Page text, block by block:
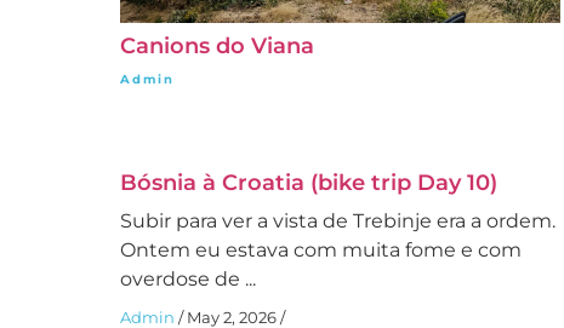
Canions do Viana
Admin
Bósnia à Croatia (bike trip Day 10)
Subir para ver a vista de Trebinje era a ordem.
Ontem eu estava com muita fome e com
overdose de ...
Admin /May 2, 2026/